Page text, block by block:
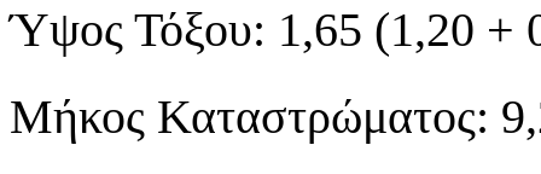
Ύψος Τόξου: 1,65 (1,20 +
Μήκος Καταστρώματος: